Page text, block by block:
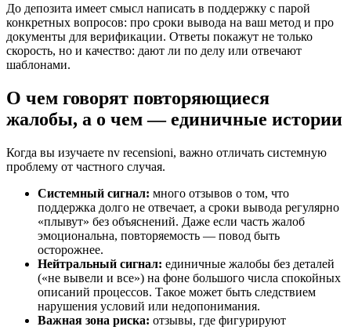
До депозита имеет смысл написать в поддержку с парой
конкретных вопросов: про сроки вывода на ваш метод и про
документы для верификации. Ответы покажут не только
скорость, но и качество: дают ли по делу или отвечают
шаблонами.
О чем говорят повторяющиеся
жалобы, а о чем — единичные истории
Когда вы изучаете nv recensioni, важно отличать системную
проблему от частного случая.
Системный сигнал: много отзывов о том, что
поддержка долго не отвечает, а сроки вывода регулярно
«плывут» без объяснений. Даже если часть жалоб
эмоциональна, повторяемость — повод быть
осторожнее.
Нейтральный сигнал: единичные жалобы без деталей
(«не вывели и все») на фоне большого числа спокойных
описаний процессов. Такое может быть следствием
нарушения условий или недопонимания.
Важная зона риска: отзывы, где фигурируют